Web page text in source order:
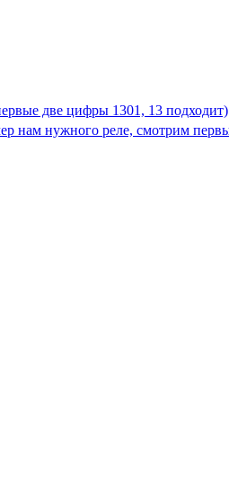
две цифры 1301, 13 подходит)
нам нужного реле, смотрим